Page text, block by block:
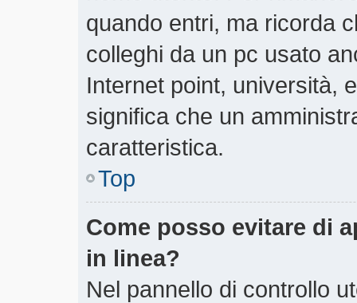
quando entri, ma ricorda
colleghi da un pc usato
Internet point, università,
significa che un
caratteristica.
Top
Come posso evitare di
in linea?
Nel pannello di controllo